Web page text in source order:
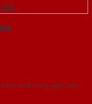
tiêu chuẩn công nghệ Châu
đầu tại Việt Nam!